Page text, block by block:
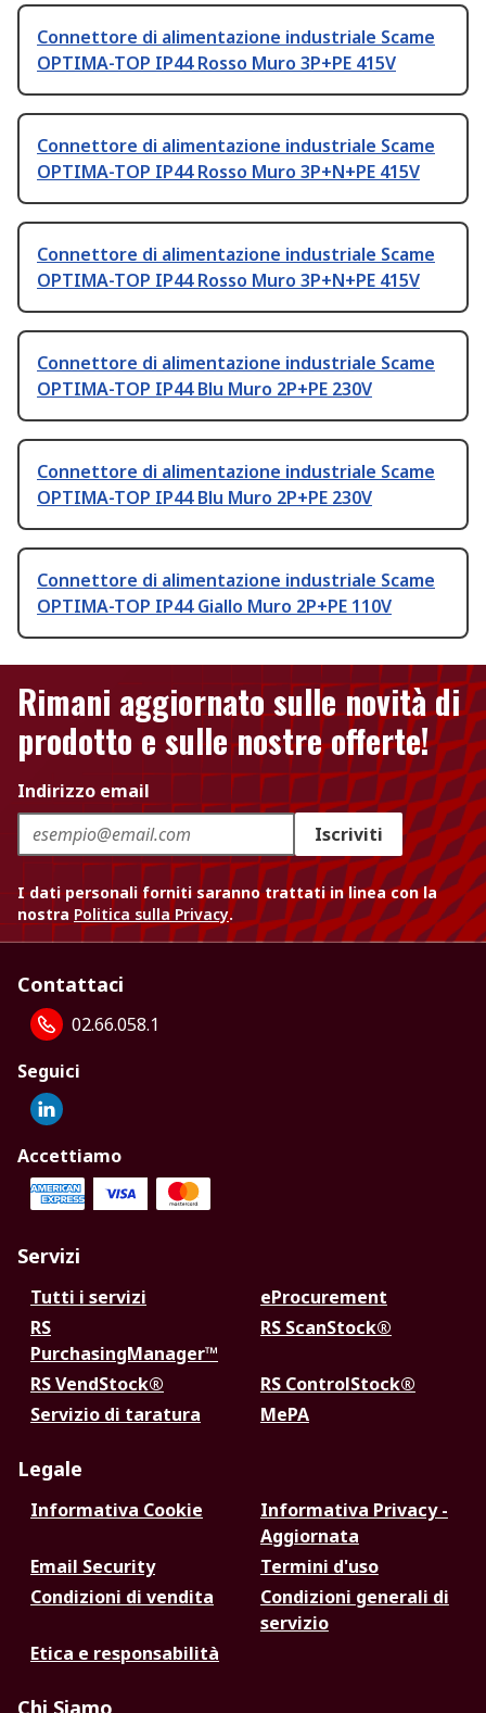
Connettore di alimentazione industriale Scame
OPTIMA-TOP IP44 Rosso Muro 3P+PE 415V
Connettore di alimentazione industriale Scame
OPTIMA-TOP IP44 Rosso Muro 3P+N+PE 415V
Connettore di alimentazione industriale Scame
OPTIMA-TOP IP44 Rosso Muro 3P+N+PE 415V
Connettore di alimentazione industriale Scame
OPTIMA-TOP IP44 Blu Muro 2P+PE 230V
Connettore di alimentazione industriale Scame
OPTIMA-TOP IP44 Blu Muro 2P+PE 230V
Connettore di alimentazione industriale Scame
OPTIMA-TOP IP44 Giallo Muro 2P+PE 110V
Rimani aggiornato sulle novità di
prodotto e sulle nostre offerte!
Indirizzo email
Iscriviti
I dati personali forniti saranno trattati in linea con la
nostra Politica sulla Privacy.
Contattaci
02.66.058.1
Seguici
Accettiamo
Servizi
Tutti i servizi
eProcurement
RS
PurchasingManager™
RS ScanStock®
RS VendStock®
RS ControlStock®
Servizio di taratura
MePA
Legale
Informativa Cookie
Informativa Privacy -
Aggiornata
Email Security
Termini d'uso
Condizioni di vendita
Condizioni generali di
servizio
Etica e responsabilità